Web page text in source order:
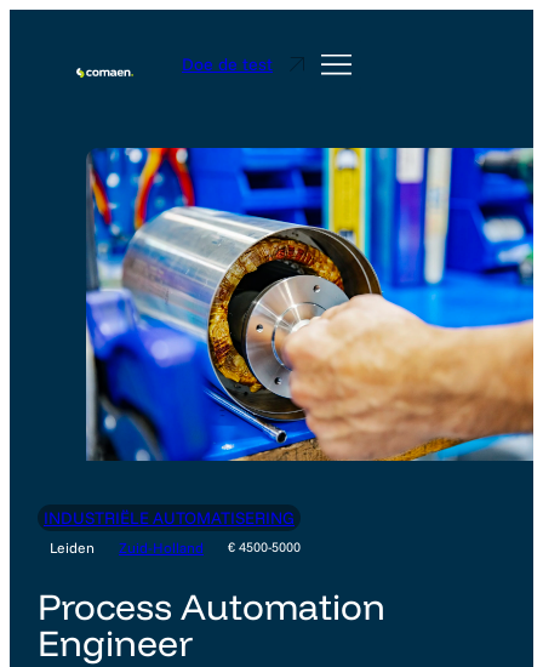
Doe de test
INDUSTRIËLE AUTOMATISERING
Leiden Zuid-Holland € 4500-5000
Process Automation
Engineer